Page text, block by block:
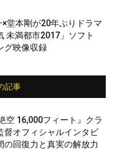
堂本剛が20年ぶりドラマ
未満都市2017」ソフト
グ映像収録
記事
空 16,000フィート』クラ
督オフィシャルインタビ
の回復力と真実の解放力